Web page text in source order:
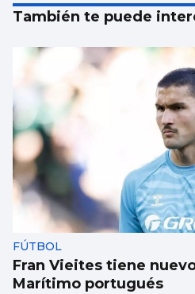
También te puede
FÚTBOL
Fran Vieites tiene
Marítimo portugués